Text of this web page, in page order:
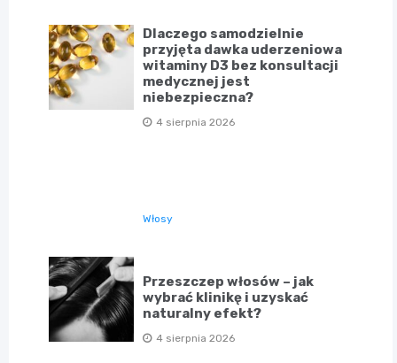
Dlaczego samodzielnie
przyjęta dawka uderzeniowa
witaminy D3 bez konsultacji
medycznej jest
niebezpieczna?
4 sierpnia 2026
Włosy
Przeszczep włosów – jak
wybrać klinikę i uzyskać
naturalny efekt?
4 sierpnia 2026